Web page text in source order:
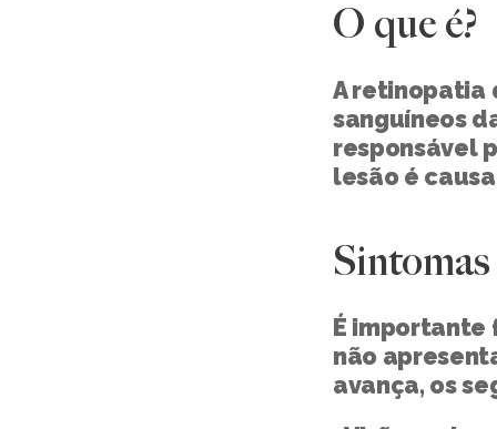
O que é?
A retinopatia
sanguíneos
responsável
lesão é
Sintomas
É
não
avança, os